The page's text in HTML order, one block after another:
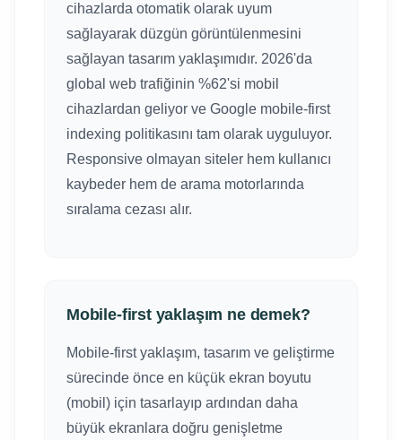
cihazlarda otomatik olarak uyum
sağlayarak düzgün görüntülenmesini
sağlayan tasarım yaklaşımıdır. 2026'da
global web trafiğinin %62'si mobil
cihazlardan geliyor ve Google mobile-first
indexing politikasını tam olarak uyguluyor.
Responsive olmayan siteler hem kullanıcı
kaybeder hem de arama motorlarında
sıralama cezası alır.
Mobile-first yaklaşım ne demek?
Mobile-first yaklaşım, tasarım ve geliştirme
sürecinde önce en küçük ekran boyutu
(mobil) için tasarlayıp ardından daha
büyük ekranlara doğru genişletme